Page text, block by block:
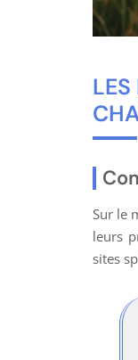
Sur le
leurs
sites